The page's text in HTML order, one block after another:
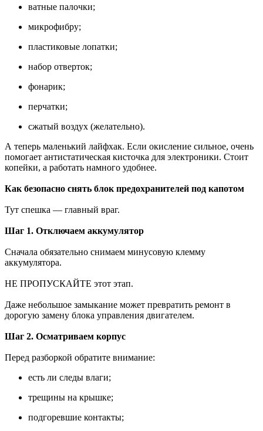
ватные палочки;
микрофибру;
пластиковые лопатки;
набор отверток;
фонарик;
перчатки;
сжатый воздух (желательно).
А теперь маленький лайфхак. Если окисление сильное, очень
помогает антистатическая кисточка для электроники. Стоит
копейки, а работать намного удобнее.
Как безопасно снять блок предохранителей под капотом
Тут спешка — главный враг.
Шаг 1. Отключаем аккумулятор
Сначала обязательно снимаем минусовую клемму
аккумулятора.
НЕ ПРОПУСКАЙТЕ этот этап.
Даже небольшое замыкание может превратить ремонт в
дорогую замену блока управления двигателем.
Шаг 2. Осматриваем корпус
Перед разборкой обратите внимание:
есть ли следы влаги;
трещины на крышке;
подгоревшие контакты;